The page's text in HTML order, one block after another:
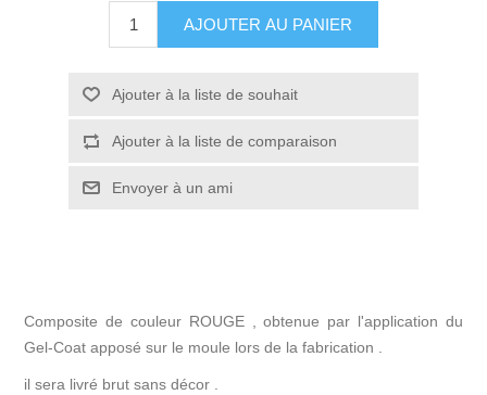
AJOUTER AU PANIER
Ajouter à la liste de souhait
Ajouter à la liste de comparaison
Envoyer à un ami
Composite de couleur ROUGE , obtenue par l'application du
Gel-Coat apposé sur le moule lors de la fabrication .
il sera livré brut sans décor .